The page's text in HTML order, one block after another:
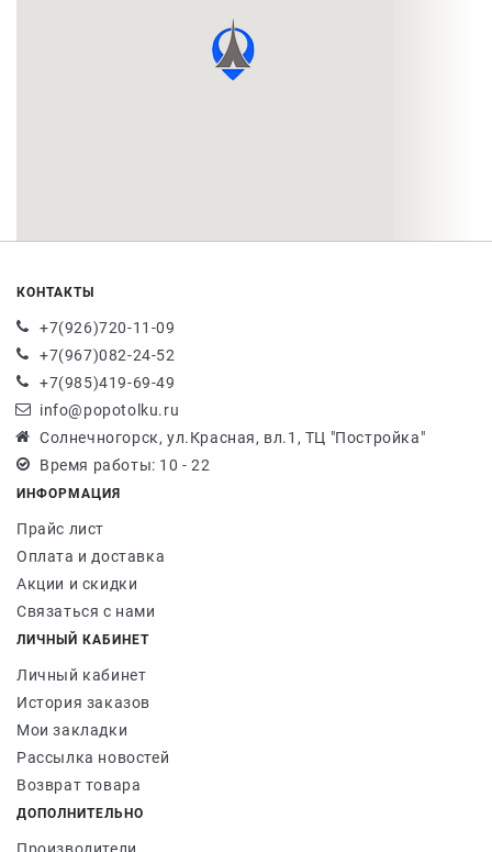
КОНТАКТЫ
+7(926)720-11-09
+7(967)082-24-52
+7(985)419-69-49
info@popotolku.ru
Солнечногорск, ул.Красная, вл.1, ТЦ "Постройка"
Время работы: 10 - 22
ИНФОРМАЦИЯ
Прайс лист
Оплата и доставка
Акции и скидки
Связаться с нами
ЛИЧНЫЙ КАБИНЕТ
Личный кабинет
История заказов
Мои закладки
Рассылка новостей
Возврат товара
ДОПОЛНИТЕЛЬНО